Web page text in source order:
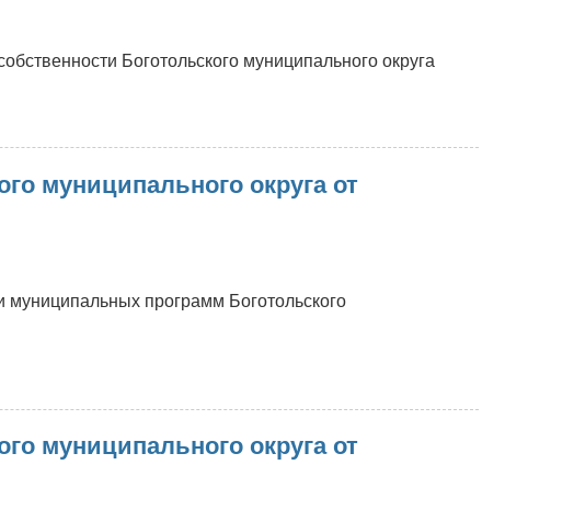
Боготольского муниципального округа
муниципального округа от
программ Боготольского
муниципального округа от